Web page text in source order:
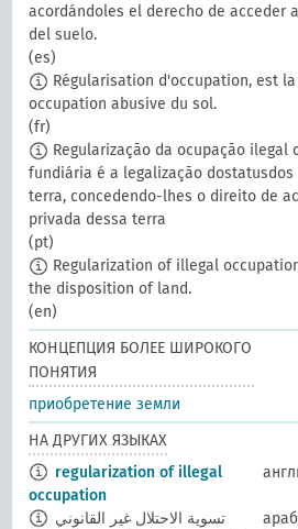
acordándoles el derecho de acceder
del suelo.
(es)
Régularisation d'occupation, est
occupation abusive du sol.
(fr)
Regularização da ocupação ilegal
fundiária é a legalização
terra, concedendo-lhes o direito de
privada dessa terra
(pt)
Regularization of illegal
the disposition of land.
(en)
КОНЦЕПЦИЯ БОЛЕЕ ШИРОКОГО
ПОНЯТИЯ
приобретение земли
НА ДРУГИХ ЯЗЫКАХ
regularization of illegal
occupation
تسوية الاحتلال غير القانوني